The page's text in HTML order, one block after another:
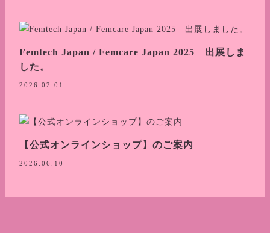
Femtech Japan / Femcare Japan 2025 出展しま
した。
2026.02.01
【公式オンラインショップ】のご案内
2026.06.10